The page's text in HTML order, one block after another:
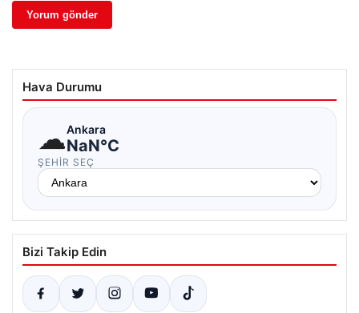
Hava Durumu
☁Ankara
NaN°C
ŞEHIR SEÇ
Bizi Takip Edin